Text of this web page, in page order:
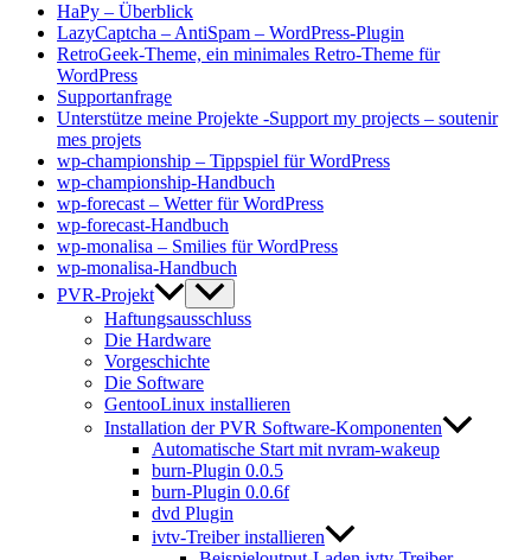
HaPy – Überblick
LazyCaptcha – AntiSpam – WordPress-Plugin
RetroGeek-Theme, ein minimales Retro-Theme für
WordPress
Supportanfrage
Unterstütze meine Projekte -Support my projects – soutenir
mes projets
wp-championship – Tippspiel für WordPress
wp-championship-Handbuch
wp-forecast – Wetter für WordPress
wp-forecast-Handbuch
wp-monalisa – Smilies für WordPress
wp-monalisa-Handbuch
PVR-Projekt
Haftungsausschluss
Die Hardware
Vorgeschichte
Die Software
GentooLinux installieren
Installation der PVR Software-Komponenten
Automatische Start mit nvram-wakeup
burn-Plugin 0.0.5
burn-Plugin 0.0.6f
dvd Plugin
ivtv-Treiber installieren